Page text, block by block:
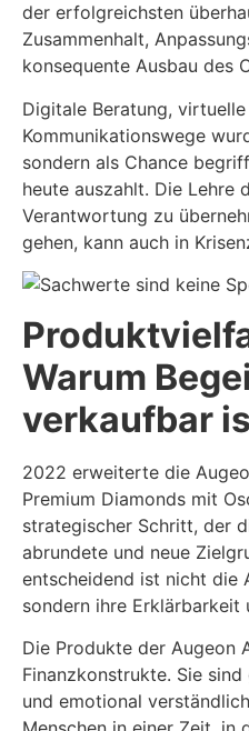
der erfolgreichsten
Zusammenhalt,
konsequente Ausbau des
Digitale Beratung,
Kommunikationswege
sondern als Chance
heute auszahlt. Die Lehre
Verantwortung zu
gehen, kann auch in
Warum
verkaufbar
2022 erweiterte die
Premium Diamonds mit
strategischer Schritt, der
abrundete und neue
entscheidend ist nicht die
sondern ihre Erklärbarkeit
Die Produkte der Augeon
Finanzkonstrukte. Sie
und emotional